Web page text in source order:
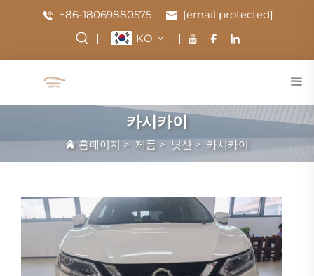
+86-18069880575
[email protected]
KO
카시카이
홈페이지 > 제품 > 닛산 > 카시카이